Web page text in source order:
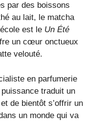
par des boissons
au lait, le matcha
est le Un Été
un cœur onctueux
velouté.
en parfumerie
traduit un
de bientôt s’offrir un
un monde qui va